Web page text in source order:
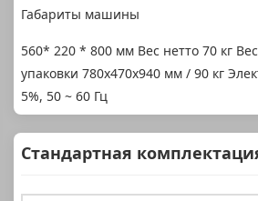
Габариты машины
560* 220 * 800 мм Вес нетто 70 кг
упаковки 780x470x940 мм / 90 кг
5%, 50 ~ 60 Гц
Стандартная